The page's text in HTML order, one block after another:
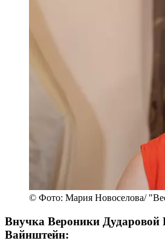
© Фото: Мария Новоселова/
Внучка Вероники Дударовой
Вайнштейн: